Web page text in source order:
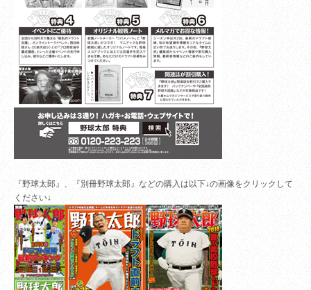
『野球太郎』、『別冊野球太郎』などの購入は以下↓の画像をクリックして
ください↓